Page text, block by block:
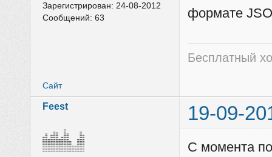
Зарегистрирован:24-08-2012
Сообщений:63
формате
Бесплатный
Сайт
Feest 19-09-
С момента